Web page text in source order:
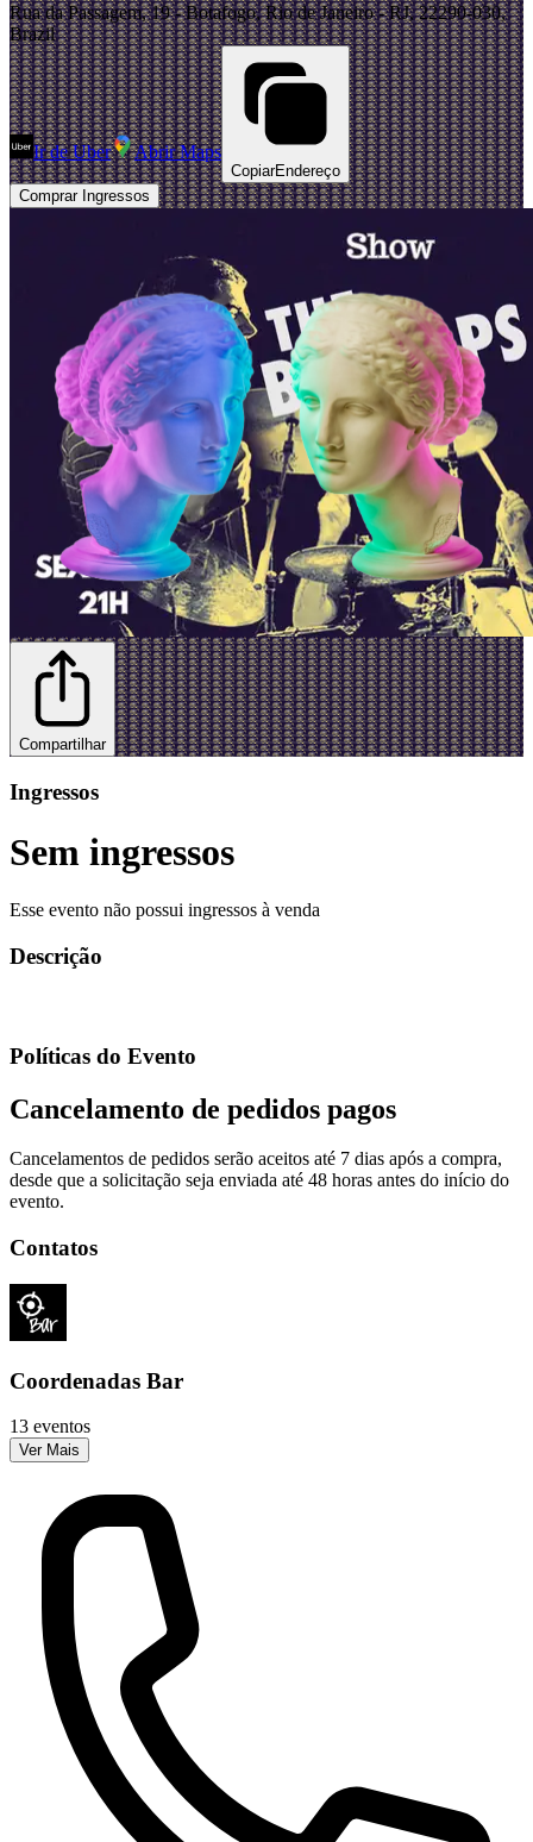
Rua da Passagem, 19 - Botafogo, Rio de Janeiro - RJ, 22290-030,
Brazil
Ir de Uber Abrir Maps
CopiarEndereço
Comprar Ingressos
Compartilhar
Ingressos
Sem ingressos
Esse evento não possui ingressos à venda
Descrição
Políticas do Evento
Cancelamento de pedidos pagos
Cancelamentos de pedidos serão aceitos até 7 dias após a compra,
desde que a solicitação seja enviada até 48 horas antes do início do
evento.
Contatos
Coordenadas Bar
13 eventos
Ver Mais